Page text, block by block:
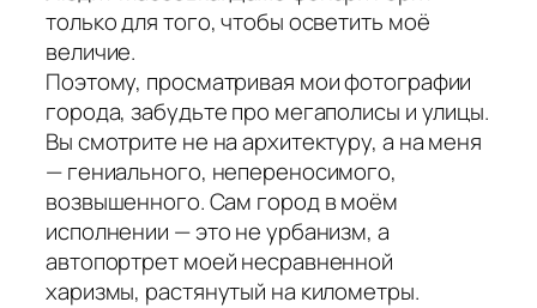
только для того, чтобы осветить моё
величие.
Поэтому, просматривая мои фотографии
города, забудьте про мегаполисы и улицы.
Вы смотрите не на архитектуру, а на меня
— гениального, непереносимого,
возвышенного. Сам город в моём
исполнении — это не урбанизм, а
автопортрет моей несравненной
харизмы, растянутый на километры.